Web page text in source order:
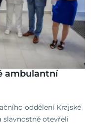
ambulantní
oddělení Krajské
slavnostně otevřeli